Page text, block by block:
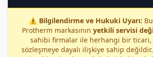
⚠️ Bilgilendirme ve Hukuki Uyarı:
Protherm markasının yetkili servisi
sahibi firmalar ile herhangi bir ticari,
sözleşmeye dayalı ilişkiye sahip